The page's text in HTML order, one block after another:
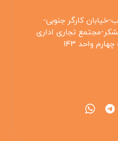
خیابان کارگر جنوبی-
لشکر-مجتمع تجاری اداری
واحد ۱۴۳